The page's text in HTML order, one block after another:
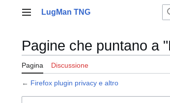
Menu principale
LugMan TNG
Pagine che puntano a
Pagina Discussione
← Firefox plugin privacy e altro